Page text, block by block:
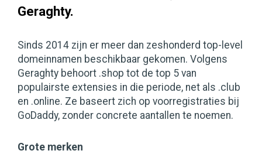
Geraghty.
Sinds 2014 zijn er meer dan zeshonderd top-level
domeinnamen beschikbaar gekomen. Volgens
Geraghty behoort .shop tot de top 5 van
populairste extensies in die periode, net als .club
en .online. Ze baseert zich op voorregistraties bij
GoDaddy, zonder concrete aantallen te noemen.
Grote merken